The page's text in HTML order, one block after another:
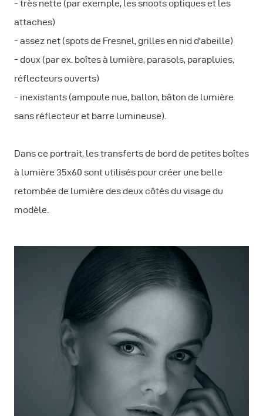
- très nette (par exemple, les snoots optiques et les
attaches)
- assez net (spots de Fresnel, grilles en nid d'abeille)
- doux (par ex. boîtes à lumière, parasols, parapluies,
réflecteurs ouverts)
- inexistants (ampoule nue, ballon, bâton de lumière
sans réflecteur et barre lumineuse).
Dans ce portrait, les transferts de bord de petites boîtes
à lumière 35x60 sont utilisés pour créer une belle
retombée de lumière des deux côtés du visage du
modèle.